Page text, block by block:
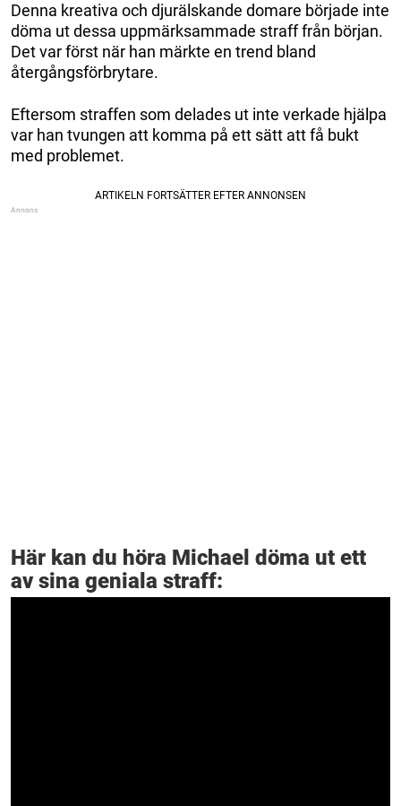
Denna kreativa och djurälskande domare började inte
döma ut dessa uppmärksammade straff från början.
Det var först när han märkte en trend bland
återgångsförbrytare.
Eftersom straffen som delades ut inte verkade hjälpa
var han tvungen att komma på ett sätt att få bukt
med problemet.
Här kan du höra Michael döma ut ett
av sina geniala straff: